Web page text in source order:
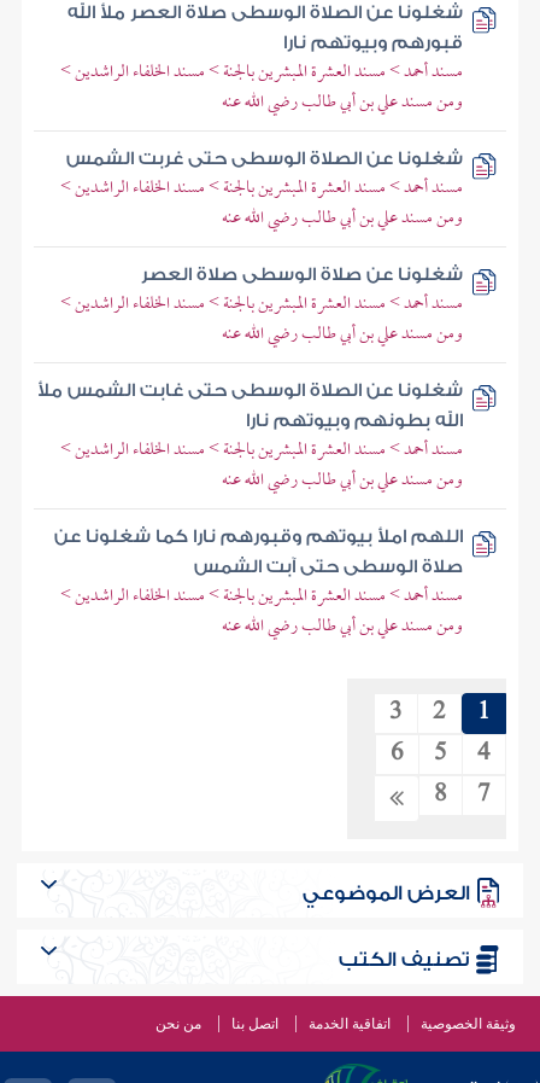
شغلونا عن الصلاة الوسطى صلاة العصر ملأ الله
قبورهم وبيوتهم نارا
مسند أحمد > مسند العشرة المبشرين بالجنة > مسند الخلفاء الراشدين >
ومن مسند علي بن أبي طالب رضي الله عنه
شغلونا عن الصلاة الوسطى حتى غربت الشمس
مسند أحمد > مسند العشرة المبشرين بالجنة > مسند الخلفاء الراشدين >
ومن مسند علي بن أبي طالب رضي الله عنه
شغلونا عن صلاة الوسطى صلاة العصر
مسند أحمد > مسند العشرة المبشرين بالجنة > مسند الخلفاء الراشدين >
ومن مسند علي بن أبي طالب رضي الله عنه
شغلونا عن الصلاة الوسطى حتى غابت الشمس ملأ
الله بطونهم وبيوتهم نارا
مسند أحمد > مسند العشرة المبشرين بالجنة > مسند الخلفاء الراشدين >
ومن مسند علي بن أبي طالب رضي الله عنه
اللهم املأ بيوتهم وقبورهم نارا كما شغلونا عن
صلاة الوسطى حتى آبت الشمس
مسند أحمد > مسند العشرة المبشرين بالجنة > مسند الخلفاء الراشدين >
ومن مسند علي بن أبي طالب رضي الله عنه
1
2
3
4
5
6
7
8
العرض الموضوعي
تصنيف الكتب
وثيقة الخصوصية اتفاقية الخدمة اتصل بنا من نحن